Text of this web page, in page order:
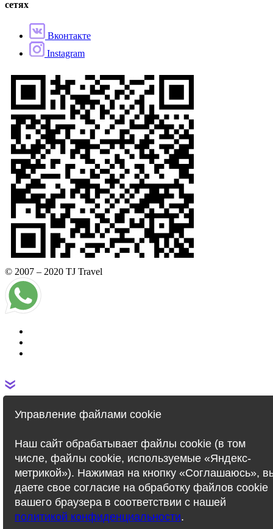
Управление файлами cookie
Наш сайт обрабатывает файлы cookie (в том
числе, файлы cookie, используемые «Яндекс-
метрикой»). Нажимая на кнопку «Соглашаюсь»,
даете свое согласие на обработку файлов cookie
вашего браузера в соответствии с нашей
политикой конфиденциальности.
сетях
Вконтакте
Instagram
© 2007 – 2020 TJ Travel
Свяжитесь с нами